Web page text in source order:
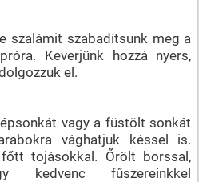
szalámit szabadítsunk meg a
Keverjünk hozzá nyers,
el.
vagy a füstölt sonkát
vághatjuk késsel is.
tojásokkal. Őrölt borssal,
kedvenc fűszereinkkel